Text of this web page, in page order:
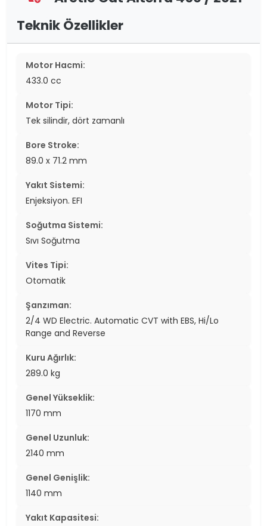
Teknik Özellikler
Motor Hacmi:
433.0 cc
Motor Tipi:
Tek silindir, dört zamanlı
Bore Stroke:
89.0 x 71.2 mm
Yakıt Sistemi:
Enjeksiyon. EFI
Soğutma Sistemi:
Sıvı Soğutma
Vites Tipi:
Otomatik
Şanzıman:
2/4 WD Electric. Automatic CVT with EBS, Hi/Lo
Range and Reverse
Kuru Ağırlık:
289.0 kg
Genel Yükseklik:
1170 mm
Genel Uzunluk:
2140 mm
Genel Genişlik:
1140 mm
Yakıt Kapasitesi: